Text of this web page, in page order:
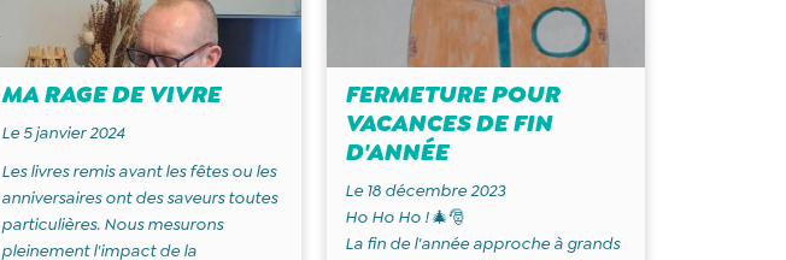
MA RAGE DE VIVRE
Le 5 janvier 2024
Les livres remis avant les fêtes ou les
anniversaires ont des saveurs toutes
particulières. Nous mesurons
pleinement l'impact de la
FERMETURE POUR
VACANCES DE FIN
D'ANNÉE
Le 18 décembre 2023
Ho Ho Ho ! 🎄🎅
La fin de l'année approche à grands